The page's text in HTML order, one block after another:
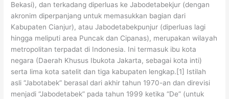
Bekasi), dan terkadang diperluas ke Jabodetabekjur (dengan
akronim diperpanjang untuk memasukkan bagian dari
Kabupaten Cianjur), atau Jabodetabekpunjur (diperluas lagi
hingga meliputi area Puncak dan Cipanas), merupakan wilayah
metropolitan terpadat di Indonesia. Ini termasuk ibu kota
negara (Daerah Khusus Ibukota Jakarta, sebagai kota inti)
serta lima kota satelit dan tiga kabupaten lengkap.[1] Istilah
asli “Jabotabek” berasal dari akhir tahun 1970-an dan direvisi
menjadi “Jabodetabek” pada tahun 1999 ketika “De” (untuk